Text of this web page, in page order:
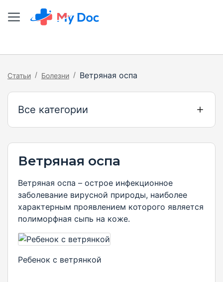
Статьи / Болезни / Ветряная оспа
Все категории
Ветряная оспа
Ветряная оспа – острое инфекционное
заболевание вирусной природы, наиболее
характерным проявлением которого является
полиморфная сыпь на коже.
Ребенок с ветрянкой